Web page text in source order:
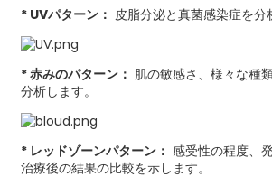
* UVパターン： 皮脂分泌と真菌感染症を分
* 赤みのパターン： 肌の敏感さ、様々な種
分析します。
* レッドゾーンパターン： 感受性の程度、
治療後の結果の比較を示します。